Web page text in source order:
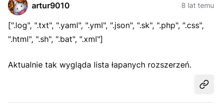
artur9010 8 lat temu
[".log", ".txt", ".yaml", ".yml", ".json", ".sk", ".php", ".css",
".html", ".sh", ".bat", ".xml"]
Aktualnie tak wygląda lista łapanych rozszerzeń.